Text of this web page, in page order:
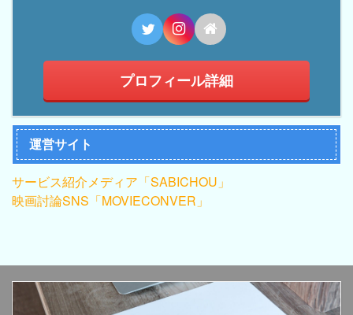
プロフィール詳細
運営サイト
サービス紹介メディア「SABICHOU」
映画討論SNS「MOVIECONVER」